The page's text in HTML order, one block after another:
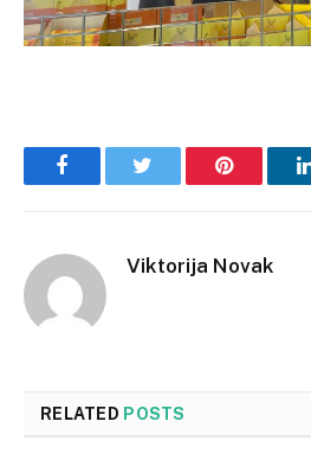
Facebook Pinterest
Viktorija Novak
RELATED POSTS